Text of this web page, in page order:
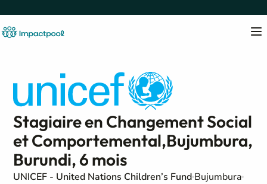
Stagiaire en Changement Social
et Comportemental,Bujumbura,
Burundi, 6 mois
UNICEF - United Nations Children’s Fund Bujumbura